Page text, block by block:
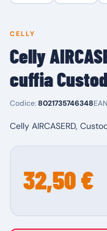
CELLY
Celly
cuffia
Codice:8021735746348
Celly AIRCASERD,
32,50 €